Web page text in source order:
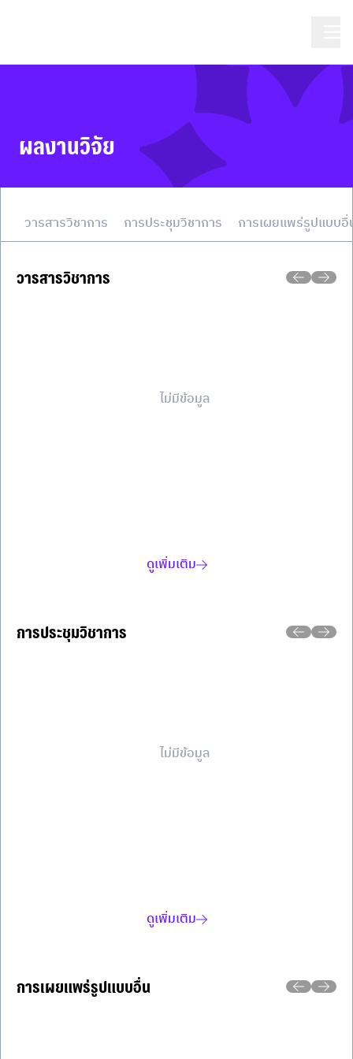
ผลงานวิจัย
วารสารวิชาการ การประชุมวิชาการ การเผยแพร่รูปแบบ
วารสารวิชาการ
ไม่มีข้อมูล
ดูเพิ่มเติม
การประชุมวิชาการ
ไม่มีข้อมูล
ดูเพิ่มเติม
การเผยแพร่รูปแบบอื่น